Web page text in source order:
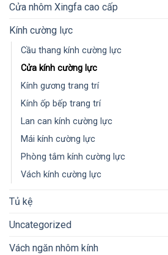
Cửa nhôm Xingfa cao cấp
Kính cường lực
Cầu thang kính cường lực
Cửa kính cường lực
Kính gương trang trí
Kính ốp bếp trang trí
Lan can kính cường lực
Mái kính cường lực
Phòng tắm kính cường lực
Vách kính cường lực
Tủ kệ
Uncategorized
Vách ngăn nhôm kính